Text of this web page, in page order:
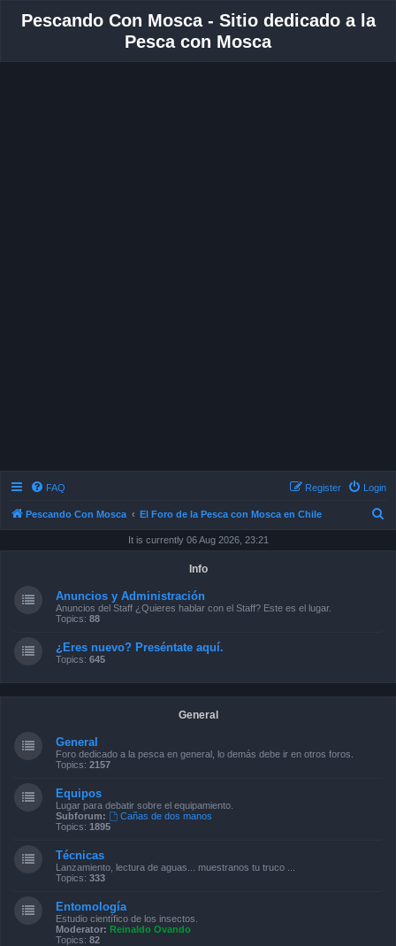
Pescando Con Mosca - Sitio dedicado a la
Pesca con Mosca
FAQ Login
Register
Pescando Con Mosca El Foro de la Pesca con Mosca en Chile
It is currently 06 Aug 2026, 23:21
Info
Anuncios y Administración
Anuncios del Staff ¿Quieres hablar con el Staff? Este es el lugar.
Topics: 88
¿Eres nuevo? Preséntate aquí.
Topics: 645
General
General
Foro dedicado a la pesca en general, lo demás debe ir en otros foros.
Topics: 2157
Equipos
Lugar para debatir sobre el equipamiento.
Subforum:
Cañas de dos manos
Topics: 1895
Técnicas
Lanzamiento, lectura de aguas... muestranos tu truco ...
Topics: 333
Entomología
Estudio científico de los insectos.
Moderator: Reinaldo Ovando
Topics: 82